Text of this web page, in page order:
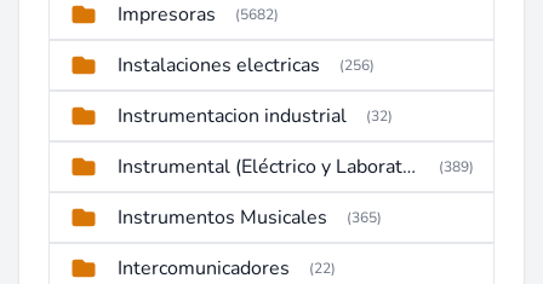
Impresoras (5682)
Instalaciones electricas (256)
Instrumentacion industrial (32)
Instrumental (Eléctrico y Laboratorio) (389)
Instrumentos Musicales (365)
Intercomunicadores (22)